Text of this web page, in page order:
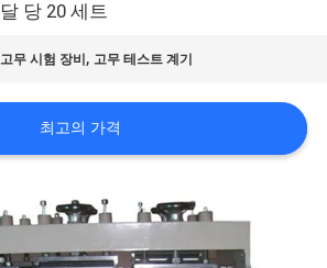
달 당 20 세트
고무 시험 장비 , 고무 테스트 계기
최고의 가격